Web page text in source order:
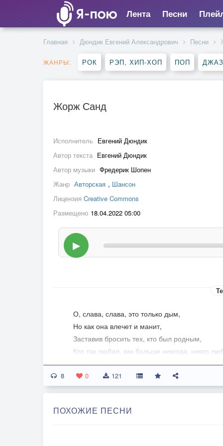
Лента Песни
Главная Дюндик Евгений Александрович Песни
ЖАНРЫ: РОК РЭП, ХИП-ХОП ПОП
Жорж Санд
Исполнитель Евгений Дюндик
Автор текста Евгений Дюндик
Автор музыки Фредерик Шопен
Жанр Авторская , Шансон
Лицензия Creative Commons
Размещено 18.04.2022 05:00
▶
О, слава, слава, это только дым,
Но как она влечет и манит,
Заставив бросить тех, кто был родным,
Кто так любил, как больше никогда, никто
И вот, за ней неувядающей помчался,
Оставив ту, кто так тебя любил,
Остаток жизни весь в комочек сжался,
8 0 121
ПОХОЖИЕ ПЕСНИ